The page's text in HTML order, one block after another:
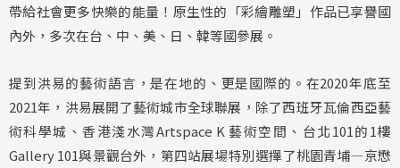
帶給社會更多快樂的能量！原生性的「彩繪雕塑」作品已享譽國
內外，多次在台、中、美、日、韓等國參展。
提到洪易的藝術語言，是在地的、更是國際的。在2020年底至
2021年，洪易展開了藝術城市全球聯展，除了西班牙瓦倫西亞藝
術科學城、香港淺水灣Artspace K 藝術空間、台北101的1樓
Gallery 101與景觀台外，第四站展場特別選擇了桃園青埔—京懋